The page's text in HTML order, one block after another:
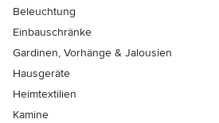
Beleuchtung
Einbauschränke
Gardinen, Vorhänge & Jalousien
Hausgeräte
Heimtextilien
Kamine